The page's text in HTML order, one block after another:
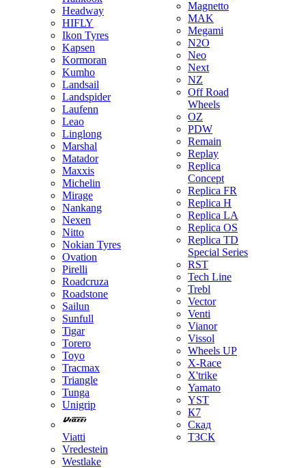
Headway
HIFLY
Ikon Tyres
Kapsen
Kormoran
Kumho
Landsail
Landspider
Laufenn
Leao
Linglong
Marshal
Matador
Maxxis
Michelin
Mirage
Nankang
Nexen
Nitto
Nokian Tyres
Ovation
Pirelli
Roadcruza
Roadstone
Sailun
Sunfull
Tigar
Torero
Toyo
Tracmax
Triangle
Tunga
Unigrip
Viatti
Vredestein
Westlake
Magnetto
MAK
Megami
N2O
Neo
Next
NZ
Off Road
Wheels
OZ
PDW
Remain
Replay
Replica
Concept
Replica FR
Replica H
Replica LA
Replica OS
Replica TD
Special Series
RST
Tech Line
Trebl
Vector
Venti
Vianor
Vissol
Wheels UP
X-Race
X'trike
Yamato
YST
К7
Скад
ТЗСК